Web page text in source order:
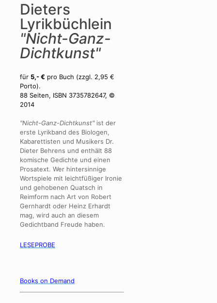
Dieters
Lyrikbüchlein
"Nicht-Ganz-
Dichtkunst"
für 5,- € pro Buch (zzgl. 2,95 €
Porto).
88 Seiten, ISBN 3735782647, ©
2014
"Nicht-Ganz-Dichtkunst" ist der
erste Lyrikband des Biologen,
Kabarettisten und Musikers Dr.
Dieter Behrens und enthält 88
komische Gedichte und einen
Prosatext. Wer hintersinnige
Wortspiele mit leichtfüßiger Ironie
und gehobenen Quatsch in
Reimform nach Art von Robert
Gernhardt oder Heinz Erhardt
mag, wird auch an diesem
Gedichtband Freude haben.
LESEPROBE
Books on Demand